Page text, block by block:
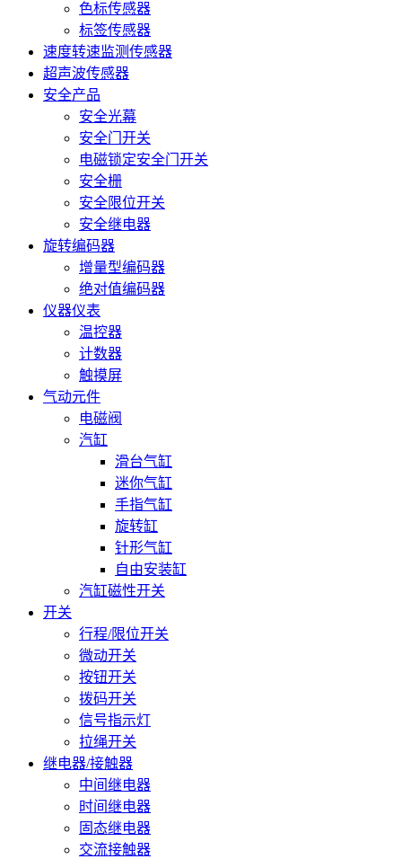
色标传感器
标签传感器
速度转速监测传感器
超声波传感器
安全产品
安全光幕
安全门开关
电磁锁定安全门开关
安全栅
安全限位开关
安全继电器
旋转编码器
增量型编码器
绝对值编码器
仪器仪表
温控器
计数器
触摸屏
气动元件
电磁阀
汽缸
滑台气缸
迷你气缸
手指气缸
旋转缸
针形气缸
自由安装缸
汽缸磁性开关
开关
行程/限位开关
微动开关
按钮开关
拨码开关
信号指示灯
拉绳开关
继电器/接触器
中间继电器
时间继电器
固态继电器
交流接触器